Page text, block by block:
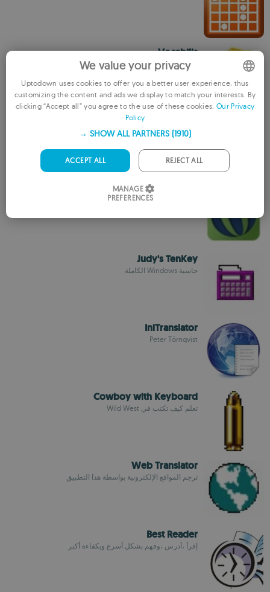
Vocabilis
Alexei Vinidiktov
يحسن قراءة تسجيلات البيانو وكذا رموز التسجيل
قم بالتمرن على مهاراتك في الجغرافيا
Judy's TenKey
حاسبة Windows الكاملة
IniTranslator
Peter Törnqvist
Cowboy with Keyboard
تعلم كيف تكتب في Wild West
Web Translator
ترجم المواقع الإلكترونية بواسطة هذا التطبيق
Best Reader
إقرأ ،أدرس ،وفهم بشكل أسرع وبكفاءة أكبر
ENGLISH
PORTUGUESE
ROMANIAN
We value your privacy
Uptodown uses cookies to offer you a better user experience, thus
customizing the content and ads we display to match your interests. By
clicking “Accept all” you agree to the use of these cookies. Our Privacy
Policy
SHOW ALL PARTNERS (1910) →
ACCEPT ALL REJECT ALL
MANAGE
PREFERENCES